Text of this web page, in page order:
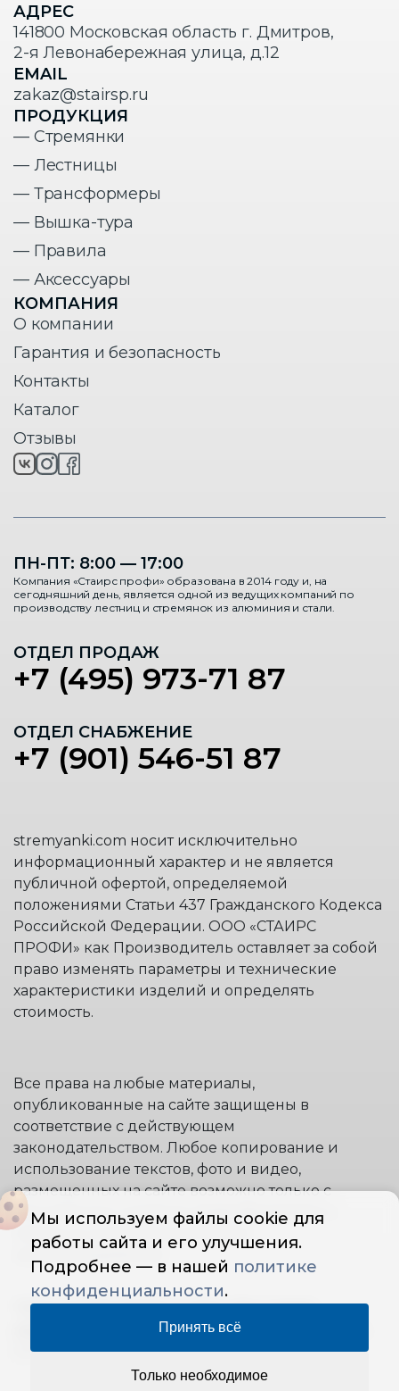
Мы используем файлы cookie для
работы сайта и его улучшения.
Подробнее — в нашей политике
конфиденциальности.
Принять всё
Только необходимое
АДРЕС
141800 Московская область г. Дмитров,
2-я Левонабережная улица, д.12
EMAIL
zakaz@stairsp.ru
ПРОДУКЦИЯ
— Стремянки
— Лестницы
— Трансформеры
— Вышка-тура
— Правила
— Аксессуары
КОМПАНИЯ
О компании
Гарантия и безопасность
Контакты
Каталог
Отзывы
ПН-ПТ: 8:00 — 17:00
Компания «Стаирс профи» образована в 2014 году и, на
сегодняшний день, является одной из ведущих компаний по
производству лестниц и стремянок из алюминия и стали.
ОТДЕЛ ПРОДАЖ
+7 (495) 973-71 87
ОТДЕЛ СНАБЖЕНИЕ
+7 (901) 546-51 87
stremyanki.com носит исключительно
информационный характер и не является
публичной офертой, определяемой
положениями Статьи 437 Гражданского Кодекса
Российской Федерации. ООО «СТАИРС
ПРОФИ» как Производитель оставляет за собой
право изменять параметры и технические
характеристики изделий и определять
стоимость.
Все права на любые материалы,
опубликованные на сайте защищены в
соответствие с действующем
законодательством. Любое копирование и
использование текстов, фото и видео,
размещенных на сайте возможно только с
письменного согласия правообладателя и
только со ссылкой на источник:
www.stremyanki.com.
"ООО STAIRS PROFI" © 2014 | Все права
— Политика конфиденциальности
ОГРН: 1145007003855